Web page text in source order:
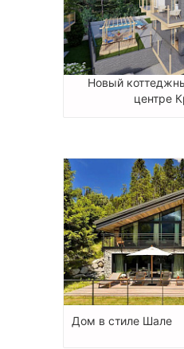
Новый
центре
Дом в стиле Шале